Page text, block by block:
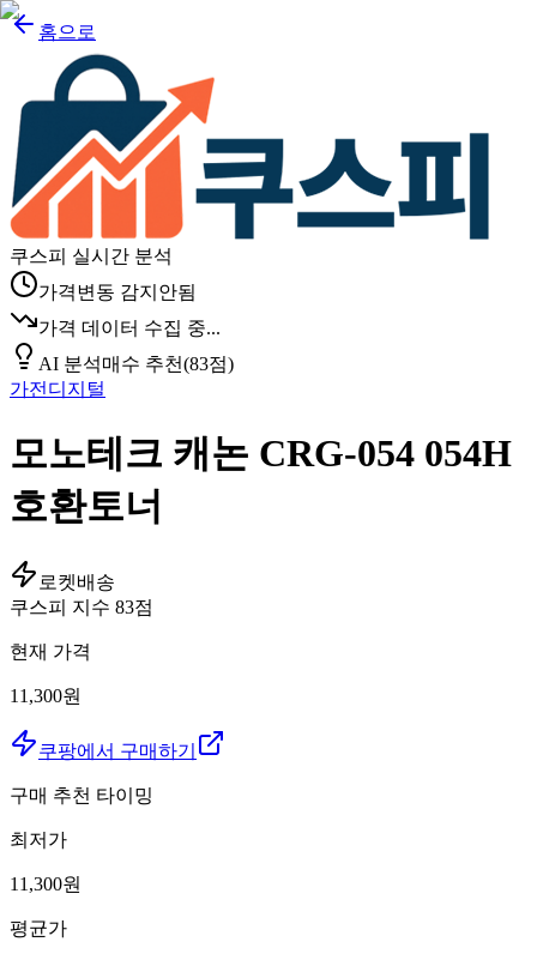
홈으로
쿠스피 실시간 분석
가격변동 감지안됨
가격 데이터 수집 중...
AI 분석매수 추천(83점)
가전디지털
모노테크 캐논 CRG-054 054H
호환토너
로켓배송
쿠스피 지수 83점
현재 가격
11,300원
쿠팡에서 구매하기
구매 추천 타이밍
최저가
11,300원
평균가